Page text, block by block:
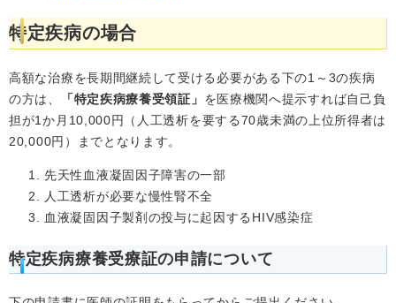
特定疾病の場合
高額な治療を長期間継続して受ける必要がある下の1～3の疾病
の方は、
「特定疾病療養受領証」 を医療機関へ提示すれば自己負
担が1か月10,000円（人工透析を要する70歳未満の上位所得者は
20,000円）までとなります。
先天性血液凝固因子障害の一部
人工透析が必要な慢性腎不全
血液凝固因子製剤の投与に起因するHIV感染症
特定疾病療養受療証の申請について